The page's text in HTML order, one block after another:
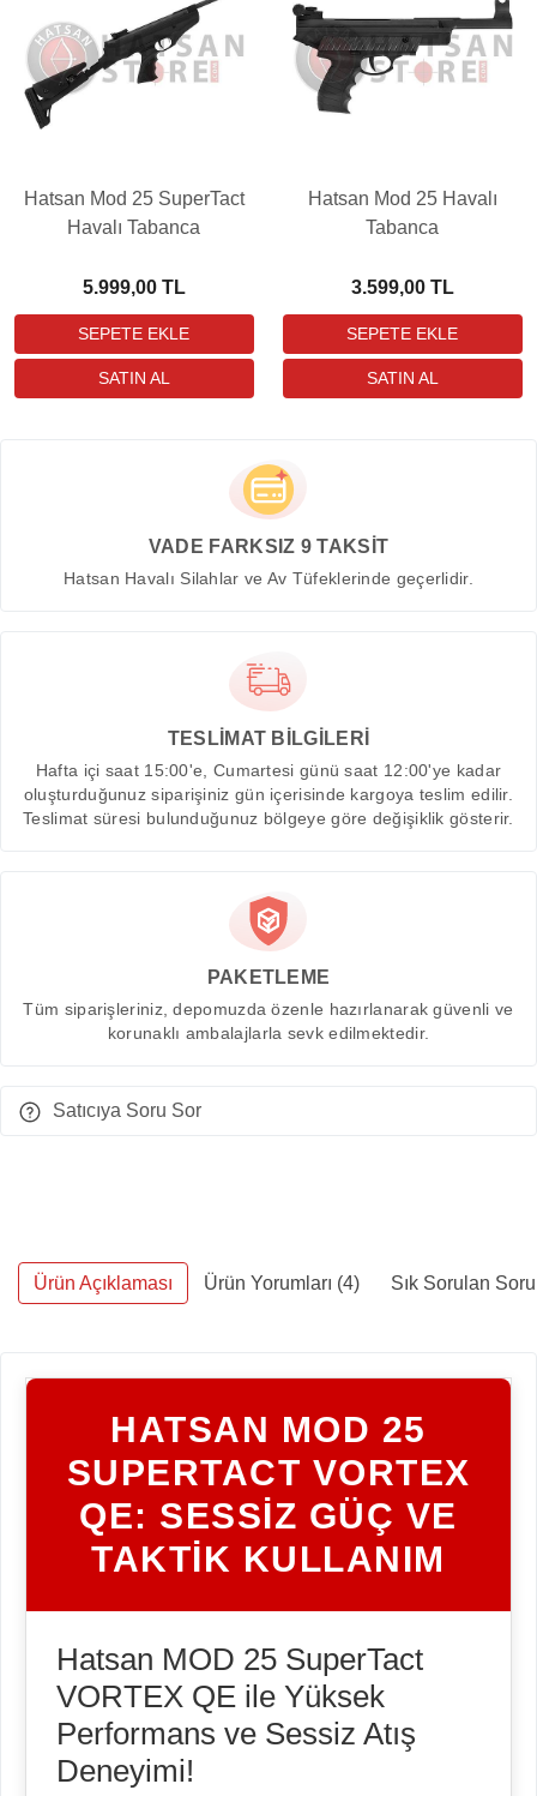
Hatsan Mod 25 SuperTact
Havalı Tabanca
5.999,00 TL
Hatsan Mod 25 Havalı
Tabanca
3.599,00 TL
VADE FARKSIZ 9 TAKSİT
Hatsan Havalı Silahlar ve Av Tüfeklerinde geçerlidir.
TESLİMAT BİLGİLERİ
Hafta içi saat 15:00'e, Cumartesi günü saat 12:00'ye kadar
oluşturduğunuz siparişiniz gün içerisinde kargoya teslim edilir.
Teslimat süresi bulunduğunuz bölgeye göre değişiklik gösterir.
PAKETLEME
Tüm siparişleriniz, depomuzda özenle hazırlanarak güvenli ve
korunaklı ambalajlarla sevk edilmektedir.
Satıcıya Soru Sor
Ürün Açıklaması Ürün Yorumları (4) Sık Sorulan
HATSAN MOD 25
SUPERTACT VORTEX
QE: SESSİZ GÜÇ VE
TAKTİK KULLANIM
Hatsan MOD 25 SuperTact
VORTEX QE ile Yüksek
Performans ve Sessiz Atış
Deneyimi!